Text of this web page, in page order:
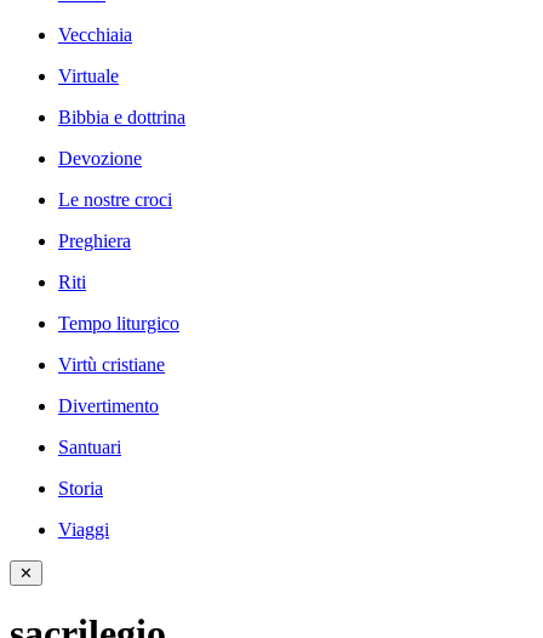
Vecchiaia
Virtuale
Bibbia e dottrina
Devozione
Le nostre croci
Preghiera
Riti
Tempo liturgico
Virtù cristiane
Divertimento
Santuari
Storia
Viaggi
✕